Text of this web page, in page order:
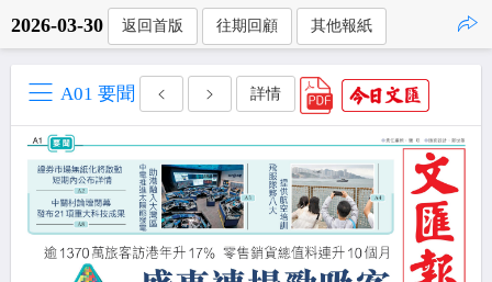
2026-03-30 返回首版 往期回顧 其他報紙
A01 要聞 詳情